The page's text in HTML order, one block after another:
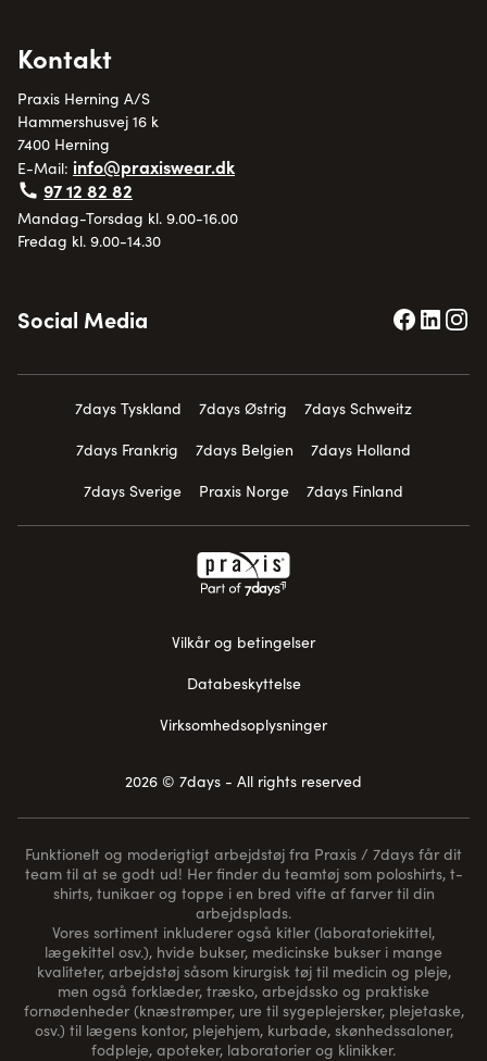
Kontakt
Praxis Herning A/S
Hammershusvej 16 k
7400 Herning
E-Mail: info@praxiswear.dk
97 12 82 82
Mandag-Torsdag kl. 9.00-16.00
Fredag kl. 9.00-14.30
Social Media
7days Tyskland 7days Østrig
7days Schweitz
7days Frankrig
7days Belgien
7days Holland
7days Sverige
Praxis Norge 7days Finland
Vilkår og betingelser
Databeskyttelse
Virksomhedsoplysninger
2026 © 7days - All rights reserved
Funktionelt og moderigtigt arbejdstøj fra Praxis / 7days får dit
team til at se godt ud! Her finder du teamtøj som poloshirts, t-
shirts, tunikaer og toppe i en bred vifte af farver til din
arbejdsplads.
Vores sortiment inkluderer også kitler (laboratoriekittel,
lægekittel osv.), hvide bukser, medicinske bukser i mange
kvaliteter, arbejdstøj såsom kirurgisk tøj til medicin og pleje,
men også forklæder, træsko, arbejdssko og praktiske
fornødenheder (knæstrømper, ure til sygeplejersker, plejetaske,
osv.) til lægens kontor, plejehjem, kurbade, skønhedssaloner,
fodpleje, apoteker, laboratorier og klinikker.